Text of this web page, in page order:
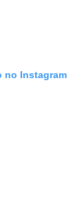
no Instagram